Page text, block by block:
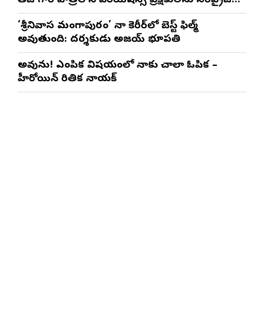
చేస్తాయి : దర్శకుడు మేర్లపాక గాంధీ
‘శ్రీనివాస మంగాపురం’ నా కెరీర్‌లో బెస్ట్ ఫిల్మ్
అవుతుంది: దర్శకుడు అజయ్ భూపతి
అవును! ఎంపిక విషయంలో నాకు చాలా ఓపిక –
హీరోయిన్ రితిక నాయక్